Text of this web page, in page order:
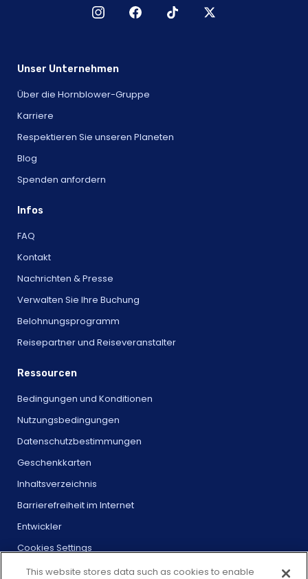
Unser Unternehmen
Über die Hornblower-Gruppe
Karriere
Respektieren Sie unseren Planeten
Blog
Spenden anfordern
Infos
FAQ
Kontakt
Nachrichten & Presse
Verwalten Sie Ihre Buchung
Belohnungsprogramm
Reisepartner und Reiseveranstalter
Ressourcen
Bedingungen und Konditionen
Nutzungsbedingungen
Datenschutzbestimmungen
Geschenkkarten
Inhaltsverzeichnis
Barrierefreiheit im Internet
Entwickler
Cookies Settings
This website stores data such as cookies to enable